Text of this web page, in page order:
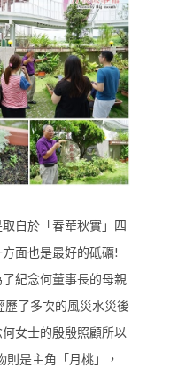
自於「春華秋實」四
面也是最好的砥礪!
紀念何董事長的母親
了多次的風災水災後
女士的殷殷照顧所以
是主角「月桃」，